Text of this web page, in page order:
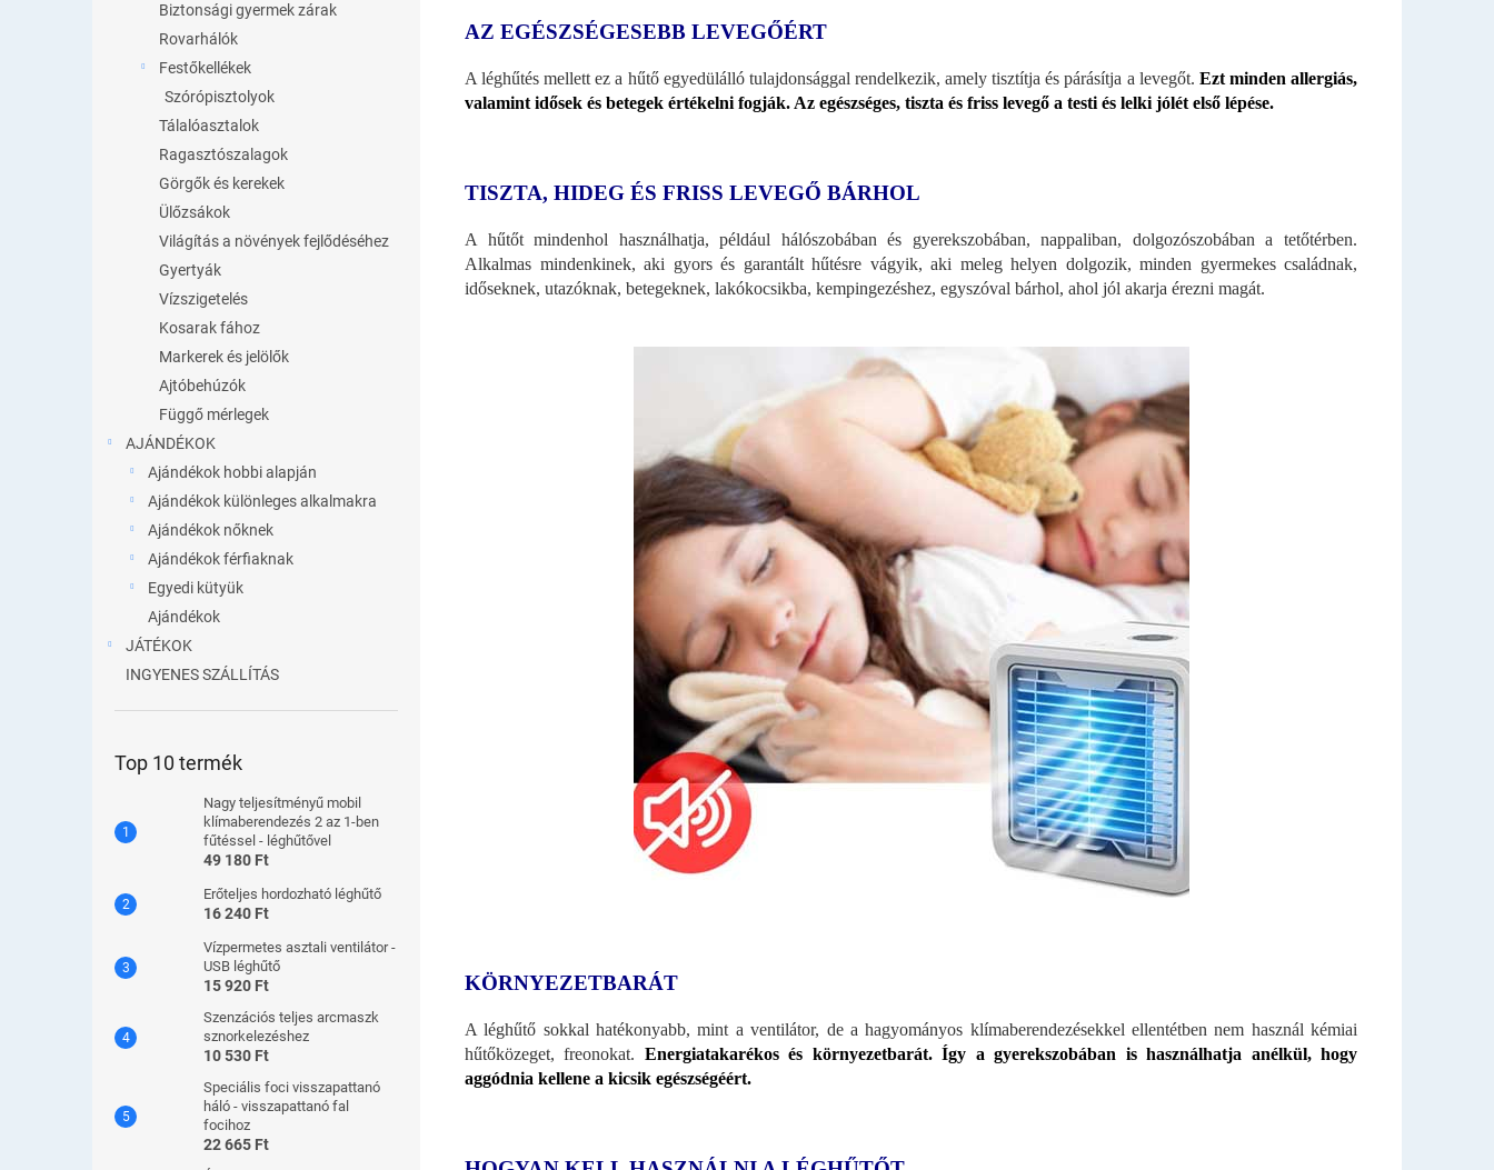
Biztonsági gyermek zárak
Rovarhálók
Festőkellékek
Szórópisztolyok
Tálalóasztalok
Ragasztószalagok
Görgők és kerekek
Ülőzsákok
Világítás a növények fejlődéséhez
Gyertyák
Vízszigetelés
Kosarak fához
Markerek és jelölők
Ajtóbehúzók
Függő mérlegek
AJÁNDÉKOK
Ajándékok hobbi alapján
Ajándékok különleges alkalmakra
Ajándékok nőknek
Ajándékok férfiaknak
Egyedi kütyük
Ajándékok
JÁTÉKOK
INGYENES SZÁLLÍTÁS
Top 10 termék
Nagy teljesítményű mobil
klímaberendezés 2 az 1-ben
fűtéssel - léghűtővel
49 180 Ft
Erőteljes hordozható léghűtő
16 240 Ft
Vízpermetes asztali ventilátor -
USB léghűtő
15 920 Ft
Szenzációs teljes arcmaszk
sznorkelezéshez
10 530 Ft
Speciális foci visszapattanó
háló - visszapattanó fal
focihoz
22 665 Ft
AZ EGÉSZSÉGESEBB LEVEGŐÉRT
A léghűtés mellett ez a hűtő egyedülálló tulajdonsággal rendelkezik, amely tisztítja és párásítja a levegőt. Ezt minden allergiás,
valamint idősek és betegek értékelni fogják. Az egészséges, tiszta és friss levegő a testi és lelki jólét első lépése.
TISZTA, HIDEG ÉS FRISS LEVEGŐ BÁRHOL
A hűtőt mindenhol használhatja, például hálószobában és gyerekszobában, nappaliban, dolgozószobában a tetőtérben.
Alkalmas mindenkinek, aki gyors és garantált hűtésre vágyik, aki meleg helyen dolgozik, minden gyermekes családnak,
időseknek, utazóknak, betegeknek, lakókocsikba, kempingezéshez, egyszóval bárhol, ahol jól akarja érezni magát.
KÖRNYEZETBARÁT
A léghűtő sokkal hatékonyabb, mint a ventilátor, de a hagyományos klímaberendezésekkel ellentétben nem használ kémiai
hűtőközeget, freonokat. Energiatakarékos és környezetbarát. Így a gyerekszobában is használhatja anélkül, hogy
aggódnia kellene a kicsik egészségéért.